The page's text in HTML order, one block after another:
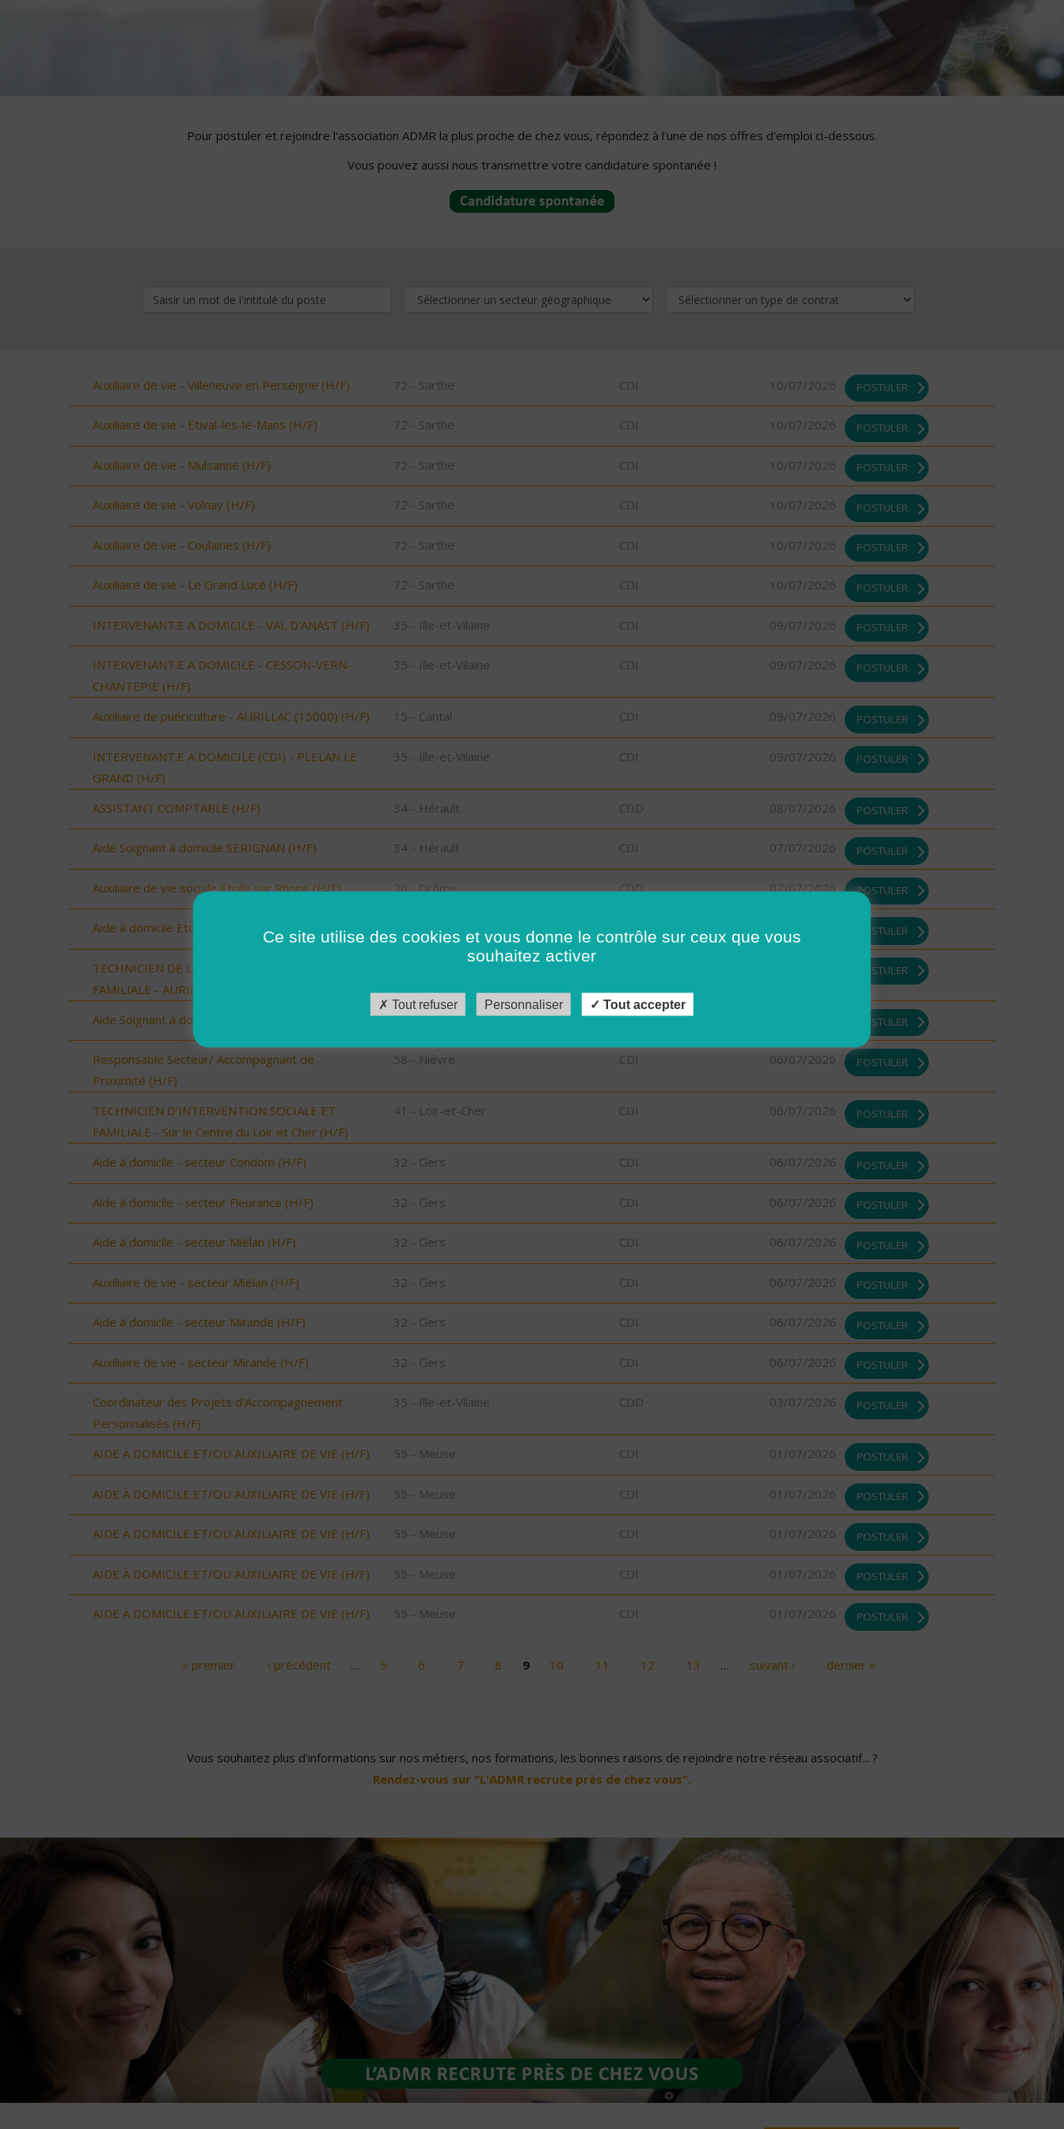
Pour postuler et rejoindre l'association ADMR la plus proche de chez vous, répondez à l'une de nos offres d'emploi ci-dessous.
Vous pouvez aussi nous transmettre votre candidature spontanée !
Auxiliaire de vie - Villeneuve en Perseigne (H/F) 72 - Sarthe CDI 10/07/2026 POSTULER
Auxiliaire de vie - Etival-les-le-Mans (H/F) 72 - Sarthe CDI 10/07/2026 POSTULER
Auxiliaire de vie - Mulsanne (H/F) 72 - Sarthe CDI 10/07/2026 POSTULER
Auxiliaire de vie - Volnay (H/F) 72 - Sarthe CDI 10/07/2026 POSTULER
Auxiliaire de vie - Coulaines (H/F) 72 - Sarthe CDI 10/07/2026 POSTULER
Auxiliaire de vie - Le Grand Lucé (H/F) 72 - Sarthe CDI 10/07/2026 POSTULER
INTERVENANT.E A DOMICILE - VAL D'ANAST (H/F) 35 - Ille-et-Vilaine CDI 09/07/2026 POSTULER
INTERVENANT.E A DOMICILE - CESSON-VERN-
CHANTEPIE (H/F)
35 - Ille-et-Vilaine CDI 09/07/2026 POSTULER
Auxiliaire de puériculture - AURILLAC (15000) (H/F) 15 - Cantal CDI 09/07/2026 POSTULER
INTERVENANT.E A DOMICILE (CDI) - PLELAN LE
GRAND (H/F)
35 - Ille-et-Vilaine CDI 09/07/2026 POSTULER
ASSISTANT COMPTABLE (H/F) 34 - Hérault CDD 08/07/2026 POSTULER
Aide Soignant à domicile SERIGNAN (H/F) 34 - Hérault CDI 07/07/2026 POSTULER
Auxiliaire de vie sociale Etoile sur Rhone (H/F) 26 - Drôme CDD 07/07/2026 POSTULER
Aide à domicile Etoile sur Rhône (H/F) 26 - Drôme CDD POSTULER
TECHNICIEN DE L'INTERVENTION SOCIALE ET
FAMILIALE - AURILLAC (15000) (H/F)
POSTULER
Aide Soignant à domicile SERIGNAN (H/F) 34 - Hérault CDD POSTULER
Responsable Secteur/ Accompagnant de
Proximité (H/F)
58 - Nièvre CDI 06/07/2026 POSTULER
TECHNICIEN D’INTERVENTION SOCIALE ET
FAMILIALE - Sur le Centre du Loir et Cher (H/F)
41 - Loir-et-Cher CDI 06/07/2026 POSTULER
Aide à domicile - secteur Condom (H/F) 32 - Gers CDI 06/07/2026 POSTULER
Aide à domicile - secteur Fleurance (H/F) 32 - Gers CDI 06/07/2026 POSTULER
Aide à domicile - secteur Miélan (H/F) 32 - Gers CDI 06/07/2026 POSTULER
Auxiliaire de vie - secteur Miélan (H/F) 32 - Gers CDI 06/07/2026 POSTULER
Aide à domicile - secteur Mirande (H/F) 32 - Gers CDI 06/07/2026 POSTULER
Auxiliaire de vie - secteur Mirande (H/F) 32 - Gers CDI 06/07/2026 POSTULER
Coordinateur des Projets d'Accompagnement
Personnalisés (H/F)
35 - Ille-et-Vilaine CDD 03/07/2026 POSTULER
AIDE À DOMICILE ET/OU AUXILIAIRE DE VIE (H/F) 55 - Meuse CDI 01/07/2026 POSTULER
AIDE À DOMICILE ET/OU AUXILIAIRE DE VIE (H/F) 55 - Meuse CDI 01/07/2026 POSTULER
AIDE À DOMICILE ET/OU AUXILIAIRE DE VIE (H/F) 55 - Meuse CDI 01/07/2026 POSTULER
AIDE À DOMICILE ET/OU AUXILIAIRE DE VIE (H/F) 55 - Meuse CDI 01/07/2026 POSTULER
AIDE À DOMICILE ET/OU AUXILIAIRE DE VIE (H/F) 55 - Meuse CDI 01/07/2026 POSTULER
« premier ‹ précédent … 5 6 7 8 9 10 11 12 13 … suivant › dernier »
Vous souhaitez plus d'informations sur nos métiers, nos formations, les bonnes raisons de rejoindre notre réseau associatif... ?
Rendez-vous sur "L'ADMR recrute près de chez vous".
Ce site utilise des cookies et vous donne le contrôle sur ceux que vous
souhaitez activer
Tout refuser Personnaliser Tout accepter